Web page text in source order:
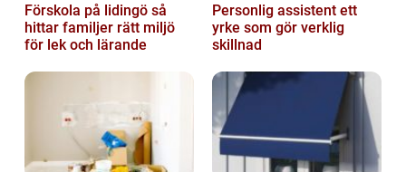
Förskola på lidingö så
hittar familjer rätt miljö
för lek och lärande
Personlig assistent ett
yrke som gör verklig
skillnad